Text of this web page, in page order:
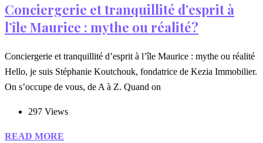
Conciergerie et tranquillité d’esprit à
l’île Maurice : mythe ou réalité?
Conciergerie et tranquillité d’esprit à l’île Maurice : mythe ou réalité
Hello, je suis Stéphanie Koutchouk, fondatrice de Kezia Immobilier.
On s’occupe de vous, de A à Z. Quand on
297 Views
READ MORE